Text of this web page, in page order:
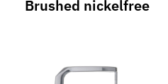
Brushed nickelfree